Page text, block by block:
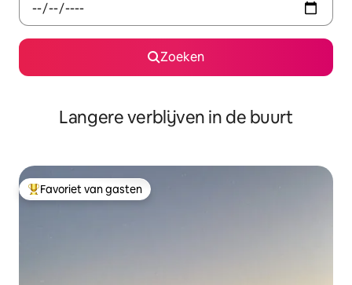
Zoeken
Langere verblijven in de buurt
Topfavoriet van gasten
Favoriet van gasten